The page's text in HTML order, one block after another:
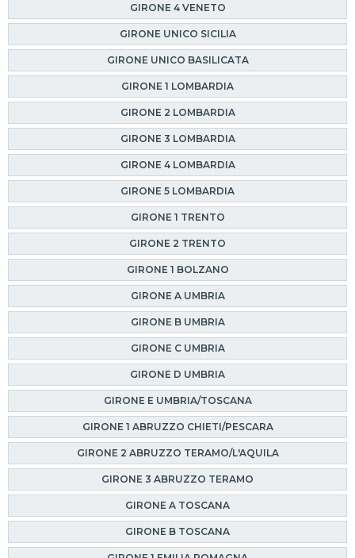
GIRONE 4 VENETO
GIRONE UNICO SICILIA
GIRONE UNICO BASILICATA
GIRONE 1 LOMBARDIA
GIRONE 2 LOMBARDIA
GIRONE 3 LOMBARDIA
GIRONE 4 LOMBARDIA
GIRONE 5 LOMBARDIA
GIRONE 1 TRENTO
GIRONE 2 TRENTO
GIRONE 1 BOLZANO
GIRONE A UMBRIA
GIRONE B UMBRIA
GIRONE C UMBRIA
GIRONE D UMBRIA
GIRONE E UMBRIA/TOSCANA
GIRONE 1 ABRUZZO CHIETI/PESCARA
GIRONE 2 ABRUZZO TERAMO/L'AQUILA
GIRONE 3 ABRUZZO TERAMO
GIRONE A TOSCANA
GIRONE B TOSCANA